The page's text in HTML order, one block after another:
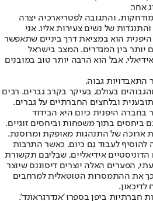
אחר.
והתגובה לפטריארכיה יצרה
של נשים צעירות אליו. אני
הוא במציאת דרך ביניים שתאפשר
יותר בין המגדרים. המצב בישראל
אבל הוא הרבה יותר טוב במובנים
התאבדויות גבוה.
בעולם, בעיקר בקרב גברים. רבים
ובלחצים החברתיים על גברים.
בחברה היפנית כיום היא הבידוד
ביחסים בתוך משפחות וביחסים זוגיים.
ארוכה של התנהגות מאופקת ומרוסנת.
להוסיף לעבוד גם כיום, כאשר התרבות
הדוניסטיים אידיאליים, שבליבם תקשורת
הפערים האלה יוצרים דיסוננס שיוצר
כך את ההתמסרות הטוטאלית למרחבים
לדיכאון.
חברתיות ביפן בספרו 'אנדרגראונד'.